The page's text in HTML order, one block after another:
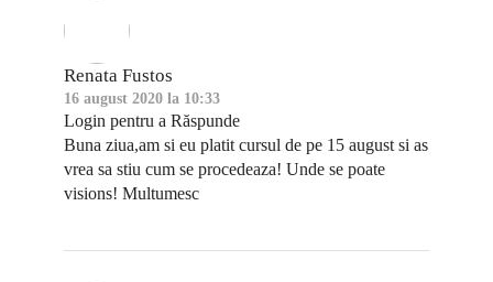
Renata Fustos
16 august 2020 la 10:33
Login pentru a Răspunde
Buna ziua,am si eu platit cursul de pe 15 august si as
vrea sa stiu cum se procedeaza! Unde se poate
visions! Multumesc